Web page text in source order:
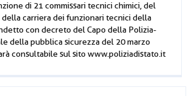
di 21 commissari tecnici chimici, del
carriera dei funzionari tecnici della
con decreto del Capo della Polizia-
della pubblica sicurezza del 20 marzo
consultabile sul sito www.poliziadistato.it